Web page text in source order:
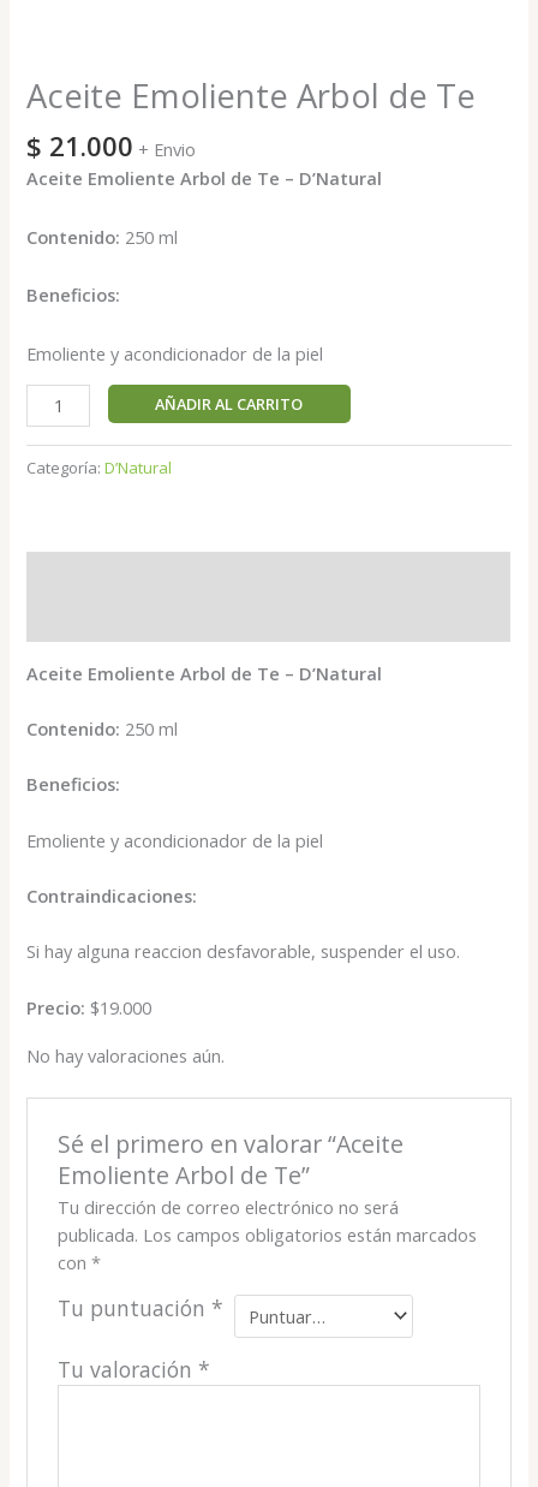
Aceite Emoliente Arbol de Te
$ 21.000 + Envio
Aceite Emoliente Arbol de Te – D’Natural
Contenido: 250 ml
Beneficios:
Emoliente y acondicionador de la piel
AÑADIR AL CARRITO
Categoría:D’Natural
Aceite Emoliente Arbol de Te – D’Natural
Contenido: 250 ml
Beneficios:
Emoliente y acondicionador de la piel
Contraindicaciones:
Si hay alguna reaccion desfavorable, suspender el uso.
Precio: $19.000
No hay valoraciones aún.
Sé el primero en valorar “Aceite
Emoliente Arbol de Te”
Tu dirección de correo electrónico no será
publicada. Los campos obligatorios están marcados
con *
Tu puntuación *
Tu valoración *